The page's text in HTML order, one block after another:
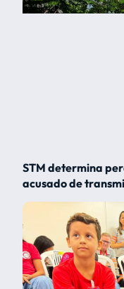
STM determina
acusado de